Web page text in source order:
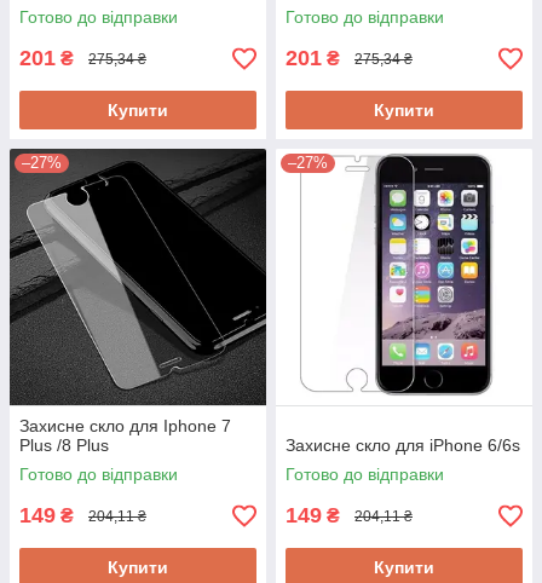
Готово до відправки
201 ₴ 275,34 ₴
Купити
Готово до відправки
201 ₴ 275,34 ₴
Купити
–27%
Захисне скло для Iphone 7
Plus /8 Plus
Готово до відправки
149 ₴ 204,11 ₴
Купити
–27%
Захисне скло для iPhone 6/6s
Готово до відправки
149 ₴ 204,11 ₴
Купити